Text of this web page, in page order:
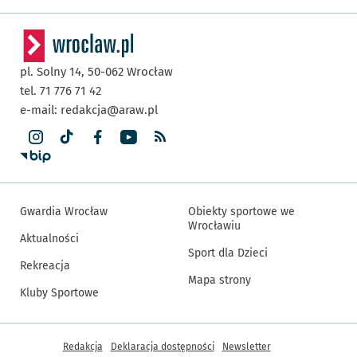
pl. Solny 14, 50-062 Wrocław
tel. 71 776 71 42
e-mail: redakcja@araw.pl
Gwardia Wrocław
Aktualności
Rekreacja
Kluby Sportowe
Obiekty sportowe we
Wrocławiu
Sport dla Dzieci
Mapa strony
Inne informacje
Redakcja Deklaracja dostępności Newsletter